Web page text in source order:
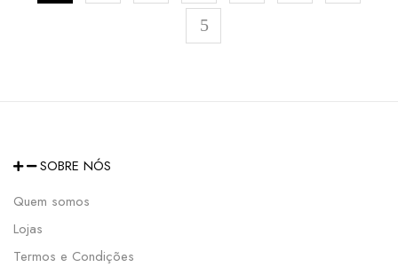
SOBRE NÓS
Quem somos
Lojas
Termos e Condições